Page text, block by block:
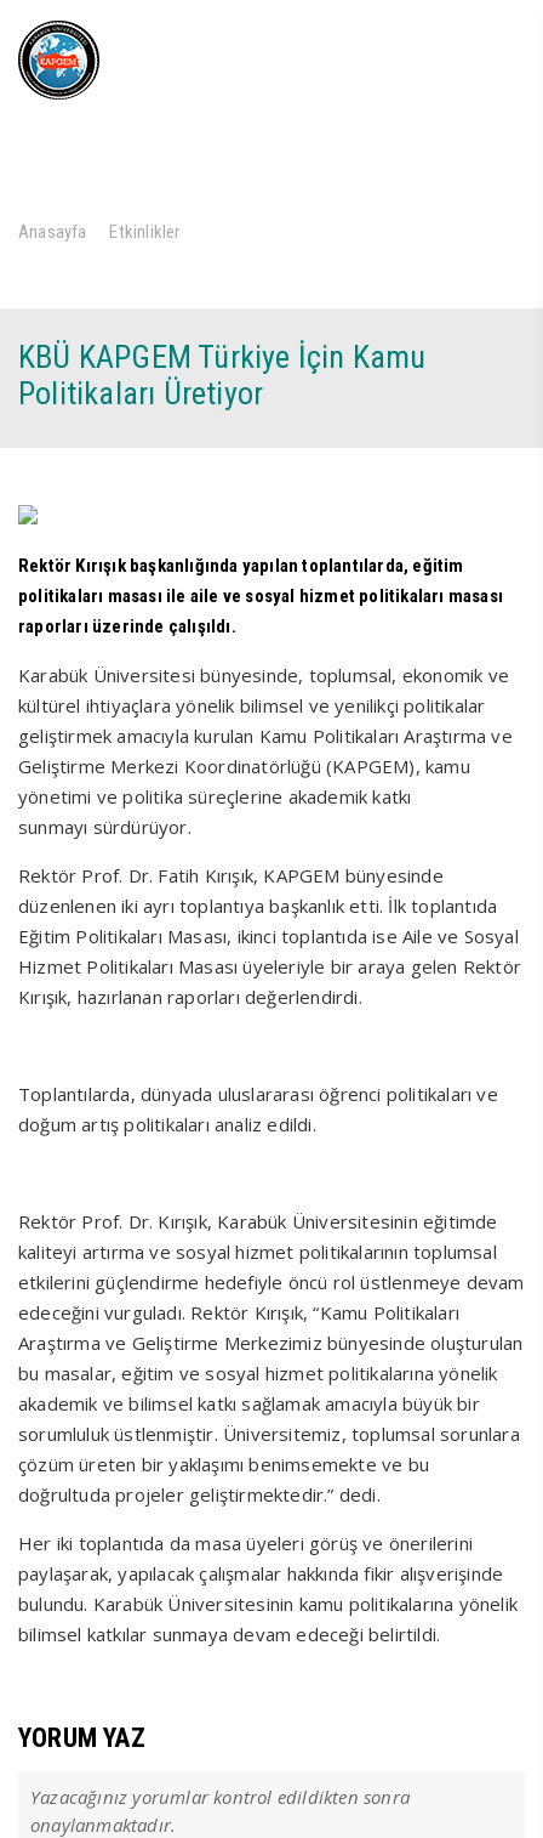
Anasayfa Etkinlikler
KBÜ KAPGEM Türkiye İçin Kamu
Politikaları Üretiyor
Rektör Kırışık başkanlığında yapılan toplantılarda, eğitim
politikaları masası ile aile ve sosyal hizmet politikaları masası
raporları üzerinde çalışıldı.
Karabük Üniversitesi bünyesinde, toplumsal, ekonomik ve
kültürel ihtiyaçlara yönelik bilimsel ve yenilikçi politikalar
geliştirmek amacıyla kurulan Kamu Politikaları Araştırma ve
Geliştirme Merkezi Koordinatörlüğü (KAPGEM), kamu
yönetimi ve politika süreçlerine akademik katkı
sunmayı sürdürüyor.
Rektör Prof. Dr. Fatih Kırışık, KAPGEM bünyesinde
düzenlenen iki ayrı toplantıya başkanlık etti. İlk toplantıda
Eğitim Politikaları Masası, ikinci toplantıda ise Aile ve Sosyal
Hizmet Politikaları Masası üyeleriyle bir araya gelen Rektör
Kırışık, hazırlanan raporları değerlendirdi.
Toplantılarda, dünyada uluslararası öğrenci politikaları ve
doğum artış politikaları analiz edildi.
Rektör Prof. Dr. Kırışık, Karabük Üniversitesinin eğitimde
kaliteyi artırma ve sosyal hizmet politikalarının toplumsal
etkilerini güçlendirme hedefiyle öncü rol üstlenmeye devam
edeceğini vurguladı. Rektör Kırışık, “Kamu Politikaları
Araştırma ve Geliştirme Merkezimiz bünyesinde oluşturulan
bu masalar, eğitim ve sosyal hizmet politikalarına yönelik
akademik ve bilimsel katkı sağlamak amacıyla büyük bir
sorumluluk üstlenmiştir. Üniversitemiz, toplumsal sorunlara
çözüm üreten bir yaklaşımı benimsemekte ve bu
doğrultuda projeler geliştirmektedir.” dedi.
Her iki toplantıda da masa üyeleri görüş ve önerilerini
paylaşarak, yapılacak çalışmalar hakkında fikir alışverişinde
bulundu. Karabük Üniversitesinin kamu politikalarına yönelik
bilimsel katkılar sunmaya devam edeceği belirtildi.
YORUM YAZ
Yazacağınız yorumlar kontrol edildikten sonra
onaylanmaktadır.